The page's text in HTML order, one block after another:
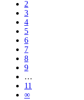
2
3
4
5
6
7
8
9
…
11
∞